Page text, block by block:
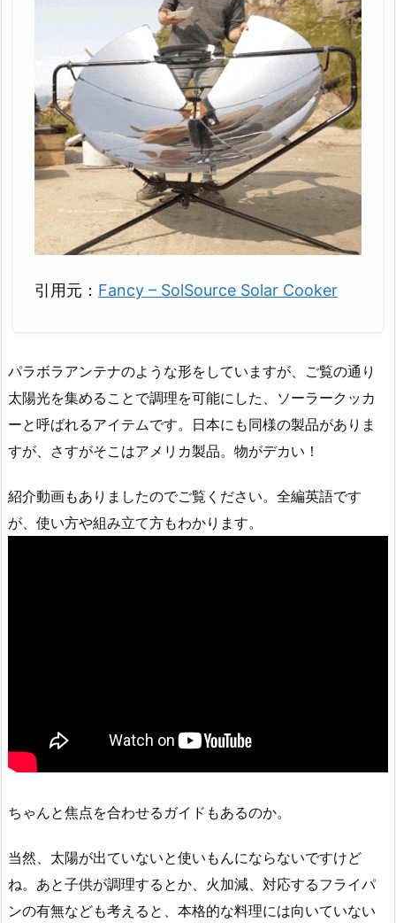
引用元： Fancy – SolSource Solar Cooker
パラボラアンテナのような形をしていますが、ご覧の通り
太陽光を集めることで調理を可能にした、ソーラークッカ
ーと呼ばれるアイテムです。日本にも同様の製品がありま
すが、さすがそこはアメリカ製品。物がデカい！
紹介動画もありましたのでご覧ください。全編英語です
が、使い方や組み立て方もわかります。
ちゃんと焦点を合わせるガイドもあるのか。
当然、太陽が出ていないと使いもんにならないですけど
ね。あと子供が調理するとか、火加減、対応するフライパ
ンの有無なども考えると、本格的な料理には向いていない